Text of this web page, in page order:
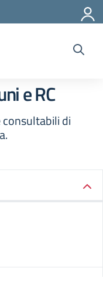
e RC
di